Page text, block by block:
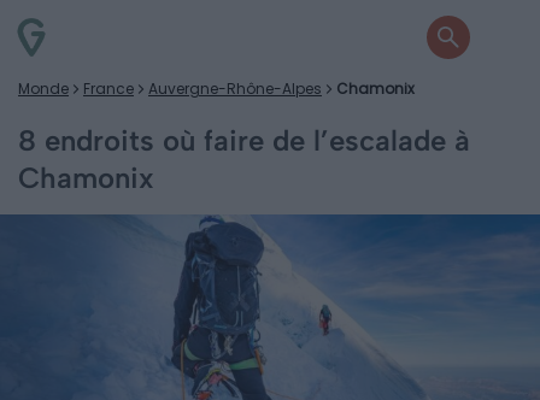
Monde France Auvergne-Rhône-Alpes Chamonix
8 endroits où faire de l’escalade à
Chamonix